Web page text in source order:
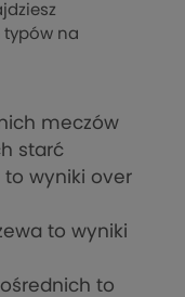
typów na
meczów
starć
to wyniki over
to wyniki
to